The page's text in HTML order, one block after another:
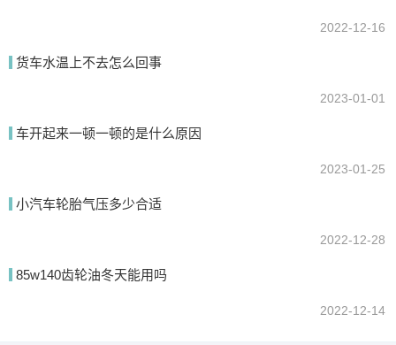
2022-12-16
货车水温上不去怎么回事
2023-01-01
车开起来一顿一顿的是什么原因
2023-01-25
小汽车轮胎气压多少合适
2022-12-28
85w140齿轮油冬天能用吗
2022-12-14